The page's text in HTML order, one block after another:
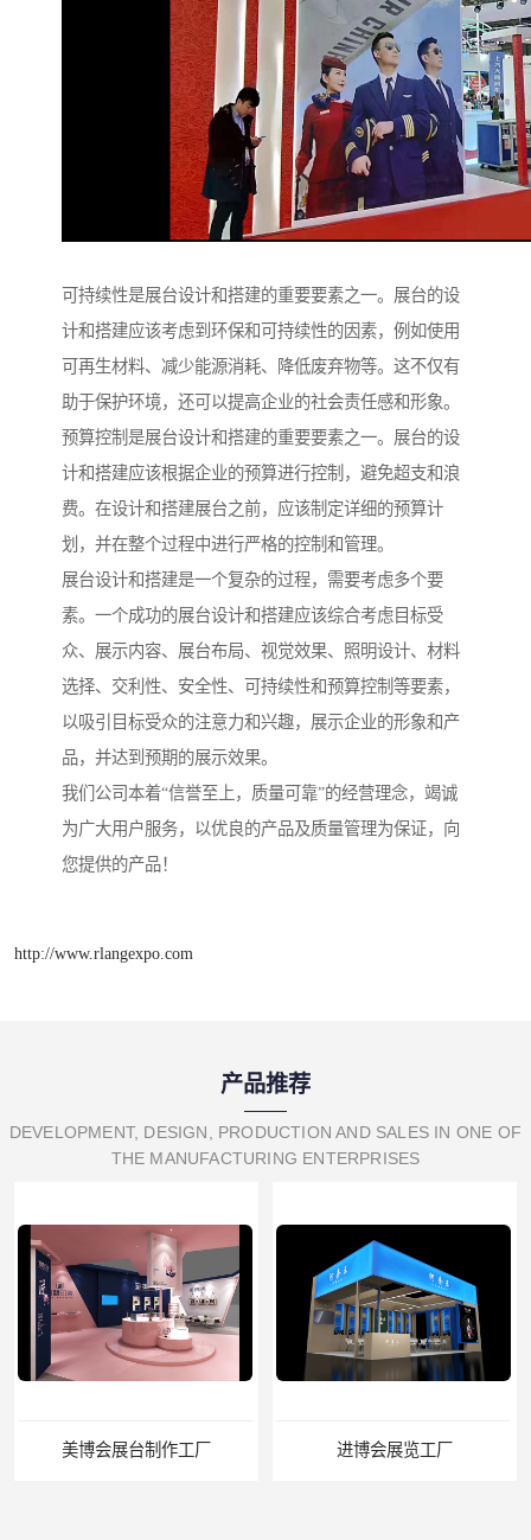
可持续性是展台设计和搭建的重要要素之一。展台的设
计和搭建应该考虑到环保和可持续性的因素，例如使用
可再生材料、减少能源消耗、降低废弃物等。这不仅有
助于保护环境，还可以提高企业的社会责任感和形象。
预算控制是展台设计和搭建的重要要素之一。展台的设
计和搭建应该根据企业的预算进行控制，避免超支和浪
费。在设计和搭建展台之前，应该制定详细的预算计
划，并在整个过程中进行严格的控制和管理。
展台设计和搭建是一个复杂的过程，需要考虑多个要
素。一个成功的展台设计和搭建应该综合考虑目标受
众、展示内容、展台布局、视觉效果、照明设计、材料
选择、交利性、安全性、可持续性和预算控制等要素，
以吸引目标受众的注意力和兴趣，展示企业的形象和产
品，并达到预期的展示效果。
我们公司本着“信誉至上，质量可靠”的经营理念，竭诚
为广大用户服务，以优良的产品及质量管理为保证，向
您提供的产品！
http://www.rlangexpo.com
产品推荐
DEVELOPMENT, DESIGN, PRODUCTION AND SALES IN ONE OF
THE MANUFACTURING ENTERPRISES
美博会展台制作工厂 进博会展览工厂